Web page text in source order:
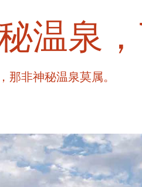
温泉
那非神秘温泉莫属。